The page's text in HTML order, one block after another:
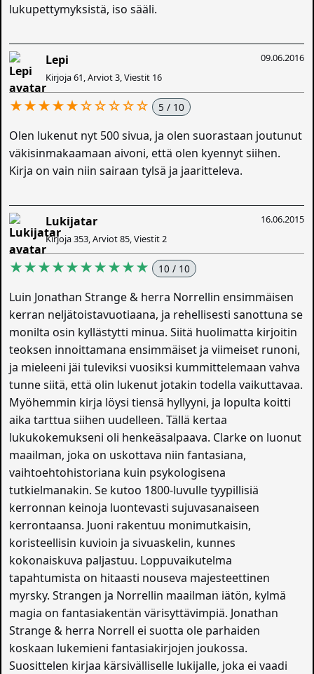
lukupettymyksistä, iso sääli.
09.06.2016
Lepi
Kirjoja 61, Arviot 3, Viestit 16
★★★★★☆☆☆☆☆ 5 / 10
Olen lukenut nyt 500 sivua, ja olen suorastaan joutunut
väkisinmakaamaan aivoni, että olen kyennyt siihen.
Kirja on vain niin sairaan tylsä ja jaaritteleva.
16.06.2015
Lukijatar
Kirjoja 353, Arviot 85, Viestit 2
★★★★★★★★★★ 10 / 10
Luin Jonathan Strange & herra Norrellin ensimmäisen
kerran neljätoistavuotiaana, ja rehellisesti sanottuna se
monilta osin kyllästytti minua. Siitä huolimatta kirjoitin
teoksen innoittamana ensimmäiset ja viimeiset runoni,
ja mieleeni jäi tuleviksi vuosiksi kummittelemaan vahva
tunne siitä, että olin lukenut jotakin todella vaikuttavaa.
Myöhemmin kirja löysi tiensä hyllyyni, ja lopulta koitti
aika tarttua siihen uudelleen. Tällä kertaa
lukukokemukseni oli henkeäsalpaava. Clarke on luonut
maailman, joka on uskottava niin fantasiana,
vaihtoehtohistoriana kuin psykologisena
tutkielmanakin. Se kutoo 1800-luvulle tyypillisiä
kerronnan keinoja luontevasti sujuvasanaiseen
kerrontaansa. Juoni rakentuu monimutkaisin,
koristeellisin kuvioin ja sivuaskelin, kunnes
kokonaiskuva paljastuu. Loppuvaikutelma
tapahtumista on hitaasti nouseva majesteettinen
myrsky. Strangen ja Norrellin maailman iätön, kylmä
magia on fantasiakentän värisyttävimpiä. Jonathan
Strange & herra Norrell ei suotta ole parhaiden
koskaan lukemieni fantasiakirjojen joukossa.
Suosittelen kirjaa kärsivälliselle lukijalle, joka ei vaadi